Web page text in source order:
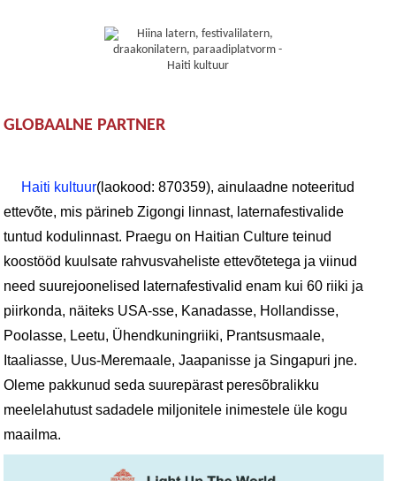
GLOBAALNE PARTNER
Haiti kultuur(laokood: 870359), ainulaadne noteeritud
ettevõte, mis pärineb Zigongi linnast, laternafestivalide
tuntud kodulinnast. Praegu on Haitian Culture teinud
koostööd kuulsate rahvusvaheliste ettevõtetega ja viinud
need suurejoonelised laternafestivalid enam kui 60 riiki ja
piirkonda, näiteks USA-sse, Kanadasse, Hollandisse,
Poolasse, Leetu, Ühendkuningriiki, Prantsusmaale,
Itaaliasse, Uus-Meremaale, Jaapanisse ja Singapuri jne.
Oleme pakkunud seda suurepärast peresõbralikku
meelelahutust sadadele miljonitele inimestele üle kogu
maailma.